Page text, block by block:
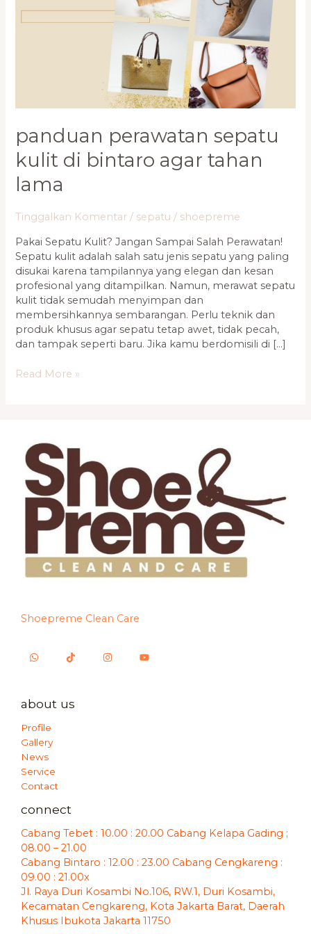
panduan perawatan sepatu
kulit di bintaro agar tahan
lama
Tinggalkan Komentar / sepatu / shoepreme
Pakai Sepatu Kulit? Jangan Sampai Salah Perawatan!
Sepatu kulit adalah salah satu jenis sepatu yang paling
disukai karena tampilannya yang elegan dan kesan
profesional yang ditampilkan. Namun, merawat sepatu
kulit tidak semudah menyimpan dan
membersihkannya sembarangan. Perlu teknik dan
produk khusus agar sepatu tetap awet, tidak pecah,
dan tampak seperti baru. Jika kamu berdomisili di […]
Read More »
Shoepreme Clean Care
about us
Profile
Gallery
News
Service
Contact
connect
Cabang Tebet : 10.00 : 20.00 Cabang Kelapa Gading ;
08.00 – 21.00
Cabang Bintaro : 12.00 : 23.00 Cabang Cengkareng :
09.00 : 21.00x
Jl. Raya Duri Kosambi No.106, RW.1, Duri Kosambi,
Kecamatan Cengkareng, Kota Jakarta Barat, Daerah
Khusus Ibukota Jakarta 11750